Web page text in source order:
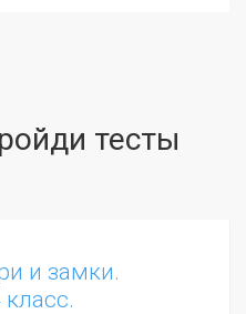
тесты
и замки.